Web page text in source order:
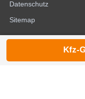
Datenschutz
Sitemap
Kfz-